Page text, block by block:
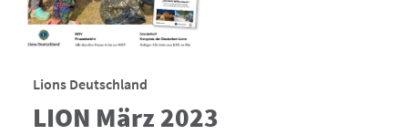
Lions Deutschland
LION März 2023